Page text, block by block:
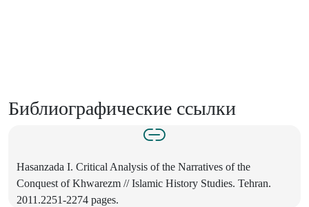
Библиографические ссылки
Hasanzada I. Critical Analysis of the Narratives of the
Conquest of Khwarezm // Islamic History Studies. Tehran.
2011.2251-2274 pages.